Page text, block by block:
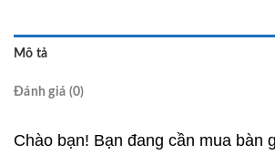
Mô tả
Đánh giá (0)
Chào bạn! Bạn đang cần mua bàn